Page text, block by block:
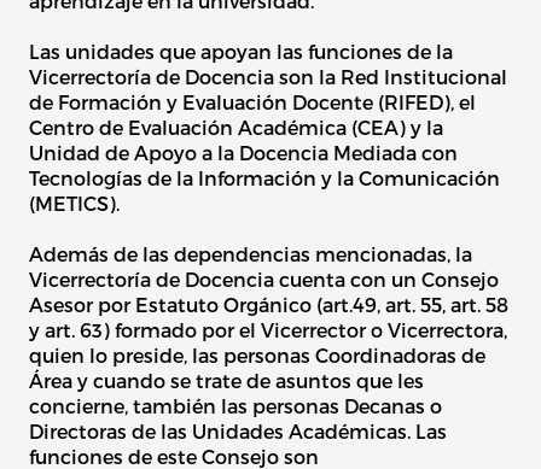
Las unidades que apoyan las funciones de la
Vicerrectoría de Docencia son la Red Institucional
de Formación y Evaluación Docente (RIFED), el
Centro de Evaluación Académica (CEA) y la
Unidad de Apoyo a la Docencia Mediada con
Tecnologías de la Información y la Comunicación
(METICS).
Además de las dependencias mencionadas, la
Vicerrectoría de Docencia cuenta con un Consejo
Asesor por Estatuto Orgánico (art.49, art. 55, art. 58
y art. 63) formado por el Vicerrector o Vicerrectora,
quien lo preside, las personas Coordinadoras de
Área y cuando se trate de asuntos que les
concierne, también las personas Decanas o
Directoras de las Unidades Académicas. Las
funciones de este Consejo son